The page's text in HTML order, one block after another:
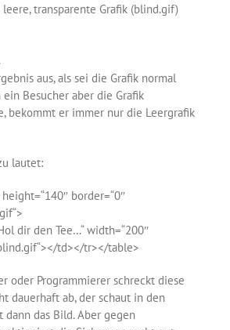
transparente Grafik (blind.gif)
aus, als sei die Grafik normal
Besucher aber die Grafik
bekommt er immer nur die Leergrafik
lautet:
border=“0″
dir den Tee…“ width=“200″
td></tr></table>
oder Programmierer schreckt diese
dauerhaft ab, der schaut in den
dann das Bild. Aber gegen